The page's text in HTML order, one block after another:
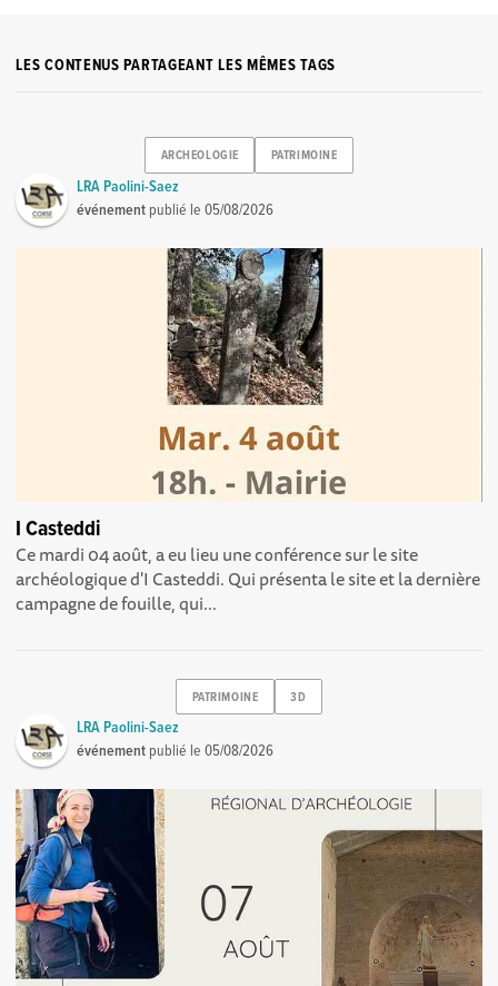
LES CONTENUS PARTAGEANT LES MÊMES TAGS
ARCHEOLOGIE PATRIMOINE
LRA Paolini-Saez
événement publié le05/08/2026
I Casteddi
Ce mardi 04 août, a eu lieu une conférence sur le site
archéologique d'I Casteddi. Qui présenta le site et la dernière
campagne de fouille, qui...
PATRIMOINE 3D
LRA Paolini-Saez
événement publié le05/08/2026